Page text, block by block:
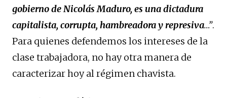
gobierno de Nicolás Maduro, es una dictadura
capitalista, corrupta, hambreadora y represiva…”.
Para quienes defendemos los intereses de la
clase trabajadora, no hay otra manera de
caracterizar hoy al régimen chavista.